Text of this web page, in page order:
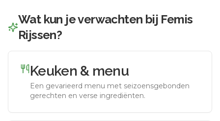
Wat kun je verwachten bij Femis
Rijssen?
Keuken & menu
Een gevarieerd menu met seizoensgebonden
gerechten en verse ingrediënten.